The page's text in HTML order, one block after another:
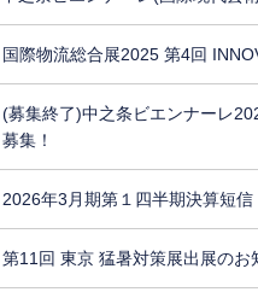
国際物流総合展2025 第4回
(募集終了)中之条ビエンナーレ
募集！
2026年3月期第１四半期決算短信
第11回 東京 猛暑対策展出展のお